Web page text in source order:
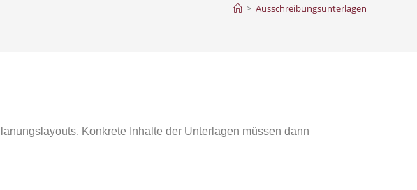
> Ausschreibungsunterlagen
Konkrete Inhalte der Unterlagen müssen dann